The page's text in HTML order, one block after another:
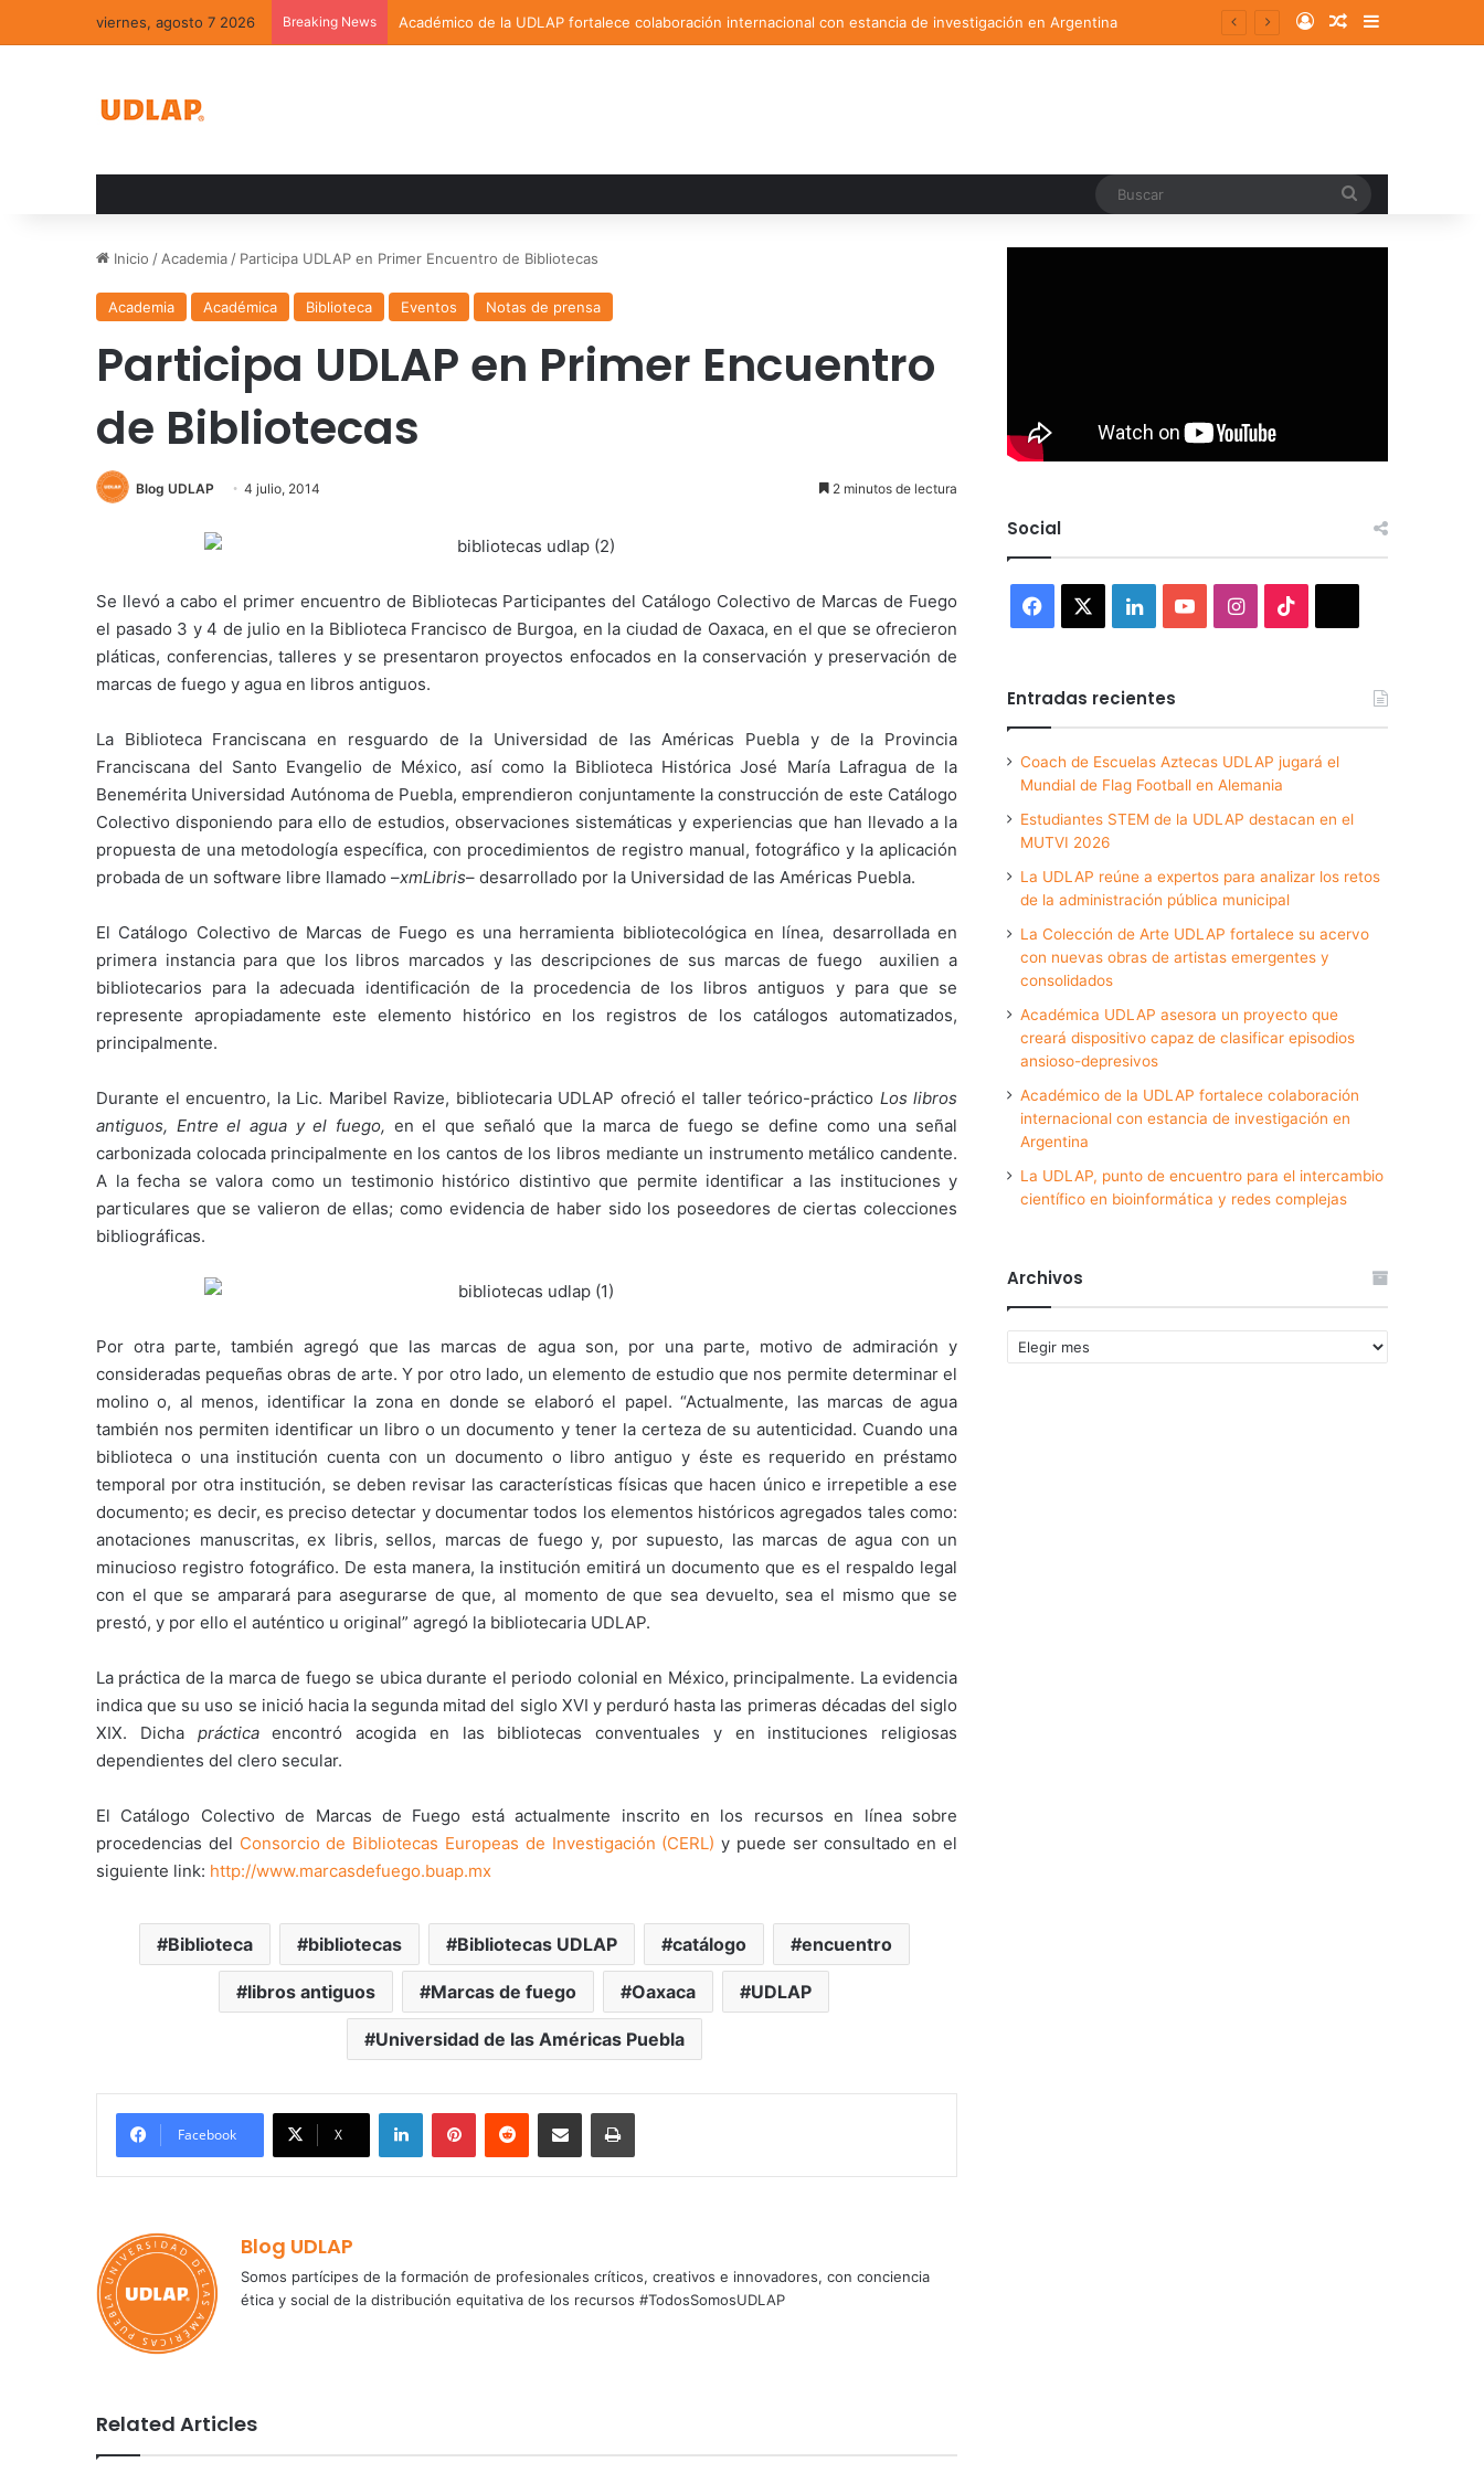
viernes, agosto 7 2026 Breaking News Académico de la UDLAP fortalece colaboración internacional con estancia de investigación en Argentina Log InRandom Article
Sidebar
Inicio / Academia / Participa UDLAP en Primer Encuentro de Bibliotecas
Academia Académica Biblioteca Eventos Notas de prensa
Participa UDLAP en Primer Encuentro
de Bibliotecas
Blog UDLAP 4 julio, 2014 2 minutos de lectura
Se llevó a cabo el primer encuentro de Bibliotecas Participantes del Catálogo Colectivo de Marcas de Fuego
el pasado 3 y 4 de julio en la Biblioteca Francisco de Burgoa, en la ciudad de Oaxaca, en el que se ofrecieron
pláticas, conferencias, talleres y se presentaron proyectos enfocados en la conservación y preservación de
marcas de fuego y agua en libros antiguos.
La Biblioteca Franciscana en resguardo de la Universidad de las Américas Puebla y de la Provincia
Franciscana del Santo Evangelio de México, así como la Biblioteca Histórica José María Lafragua de la
Benemérita Universidad Autónoma de Puebla, emprendieron conjuntamente la construcción de este Catálogo
Colectivo disponiendo para ello de estudios, observaciones sistemáticas y experiencias que han llevado a la
propuesta de una metodología específica, con procedimientos de registro manual, fotográfico y la aplicación
probada de un software libre llamado –xmLibris– desarrollado por la Universidad de las Américas Puebla.
El Catálogo Colectivo de Marcas de Fuego es una herramienta bibliotecológica en línea, desarrollada en
primera instancia para que los libros marcados y las descripciones de sus marcas de fuego auxilien a
bibliotecarios para la adecuada identificación de la procedencia de los libros antiguos y para que se
represente apropiadamente este elemento histórico en los registros de los catálogos automatizados,
principalmente.
Durante el encuentro, la Lic. Maribel Ravize, bibliotecaria UDLAP ofreció el taller teórico-práctico Los libros
antiguos, Entre el agua y el fuego, en el que señaló que la marca de fuego se define como una señal
carbonizada colocada principalmente en los cantos de los libros mediante un instrumento metálico candente.
A la fecha se valora como un testimonio histórico distintivo que permite identificar a las instituciones y
particulares que se valieron de ellas; como evidencia de haber sido los poseedores de ciertas colecciones
bibliográficas.
Por otra parte, también agregó que las marcas de agua son, por una parte, motivo de admiración y
consideradas pequeñas obras de arte. Y por otro lado, un elemento de estudio que nos permite determinar el
molino o, al menos, identificar la zona en donde se elaboró el papel. “Actualmente, las marcas de agua
también nos permiten identificar un libro o un documento y tener la certeza de su autenticidad. Cuando una
biblioteca o una institución cuenta con un documento o libro antiguo y éste es requerido en préstamo
temporal por otra institución, se deben revisar las características físicas que hacen único e irrepetible a ese
documento; es decir, es preciso detectar y documentar todos los elementos históricos agregados tales como:
anotaciones manuscritas, ex libris, sellos, marcas de fuego y, por supuesto, las marcas de agua con un
minucioso registro fotográfico. De esta manera, la institución emitirá un documento que es el respaldo legal
con el que se amparará para asegurarse de que, al momento de que sea devuelto, sea el mismo que se
prestó, y por ello el auténtico u original” agregó la bibliotecaria UDLAP.
La práctica de la marca de fuego se ubica durante el periodo colonial en México, principalmente. La evidencia
indica que su uso se inició hacia la segunda mitad del siglo XVI y perduró hasta las primeras décadas del siglo
XIX. Dicha prácticaencontró acogida en las bibliotecas conventuales y en instituciones religiosas
dependientes del clero secular.
El Catálogo Colectivo de Marcas de Fuego está actualmente inscrito en los recursos en línea sobre
procedencias del Consorcio de Bibliotecas Europeas de Investigación (CERL) y puede ser consultado en el
siguiente link: http://www.marcasdefuego.buap.mx
Biblioteca bibliotecas Bibliotecas UDLAP catálogo encuentro
libros antiguos Marcas de fuego Oaxaca UDLAP
Universidad de las Américas Puebla
Facebook X
LinkedInPinterestReddit Share via Email Print
Blog UDLAP
Somos partícipes de la formación de profesionales críticos, creativos e innovadores, con conciencia
ética y social de la distribución equitativa de los recursos #TodosSomosUDLAP
Related Articles
Social
Facebook LinkedInYouTubeInstagram
Entradas recientes
Coach de Escuelas Aztecas UDLAP jugará el
Mundial de Flag Football en Alemania
Estudiantes STEM de la UDLAP destacan en el
MUTVI 2026
La UDLAP reúne a expertos para analizar los retos
de la administración pública municipal
La Colección de Arte UDLAP fortalece su acervo
con nuevas obras de artistas emergentes y
consolidados
Académica UDLAP asesora un proyecto que
creará dispositivo capaz de clasificar episodios
ansioso-depresivos
Académico de la UDLAP fortalece colaboración
internacional con estancia de investigación en
Argentina
La UDLAP, punto de encuentro para el intercambio
científico en bioinformática y redes complejas
Archivos
Archivos